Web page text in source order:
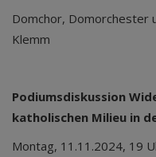
Domchor, Domorchester
Klemm
Podiumsdiskussion
katholischen Milieu in
Montag, 11.11.2024, 19